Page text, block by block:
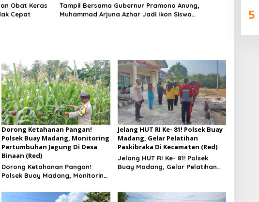
Obat Keras
Cepat
Tampil Bersama Gubernur Pramono Anung,
Muhammad Arjuna Azhar Jadi Ikon Siswa
Dorong Ketahanan Pangan!
Polsek Buay Madang, Monitoring
Pertumbuhan Jagung Di Desa
Binaan (Red)
Dorong Ketahanan Pangan!
Polsek Buay Madang, Monitoring
Binaan
Jelang HUT RI Ke- 81! Polsek Buay
Madang, Gelar Pelatihan
Paskibraka Di Kecamatan (Red)
Jelang HUT RI Ke- 81! Polsek
Buay Madang, Gelar Pelatihan
5